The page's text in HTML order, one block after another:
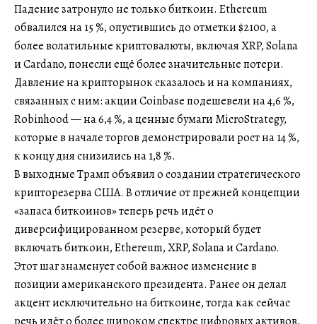
Падение затронуло не только биткоин. Ethereum
обвалился на 15 %, опустившись до отметки $2100, а
более волатильные криптовалюты, включая XRP, Solana
и Cardano, понесли ещё более значительные потери.
Давление на крипторынок сказалось и на компаниях,
связанных с ним: акции Coinbase подешевели на 4,6 %,
Robinhood — на 6,4 %, а ценные бумаги MicroStrategy,
которые в начале торгов демонстрировали рост на 14 %,
к концу дня снизились на 1,8 %.
В выходные Трамп объявил о создании стратегического
крипторезерва США. В отличие от прежней концепции
«запаса биткоинов» теперь речь идёт о
диверсифицированном резерве, который будет
включать биткоин, Ethereum, XRP, Solana и Cardano.
Этот шаг знаменует собой важное изменение в
позиции американского президента. Ранее он делал
акцент исключительно на биткоине, тогда как сейчас